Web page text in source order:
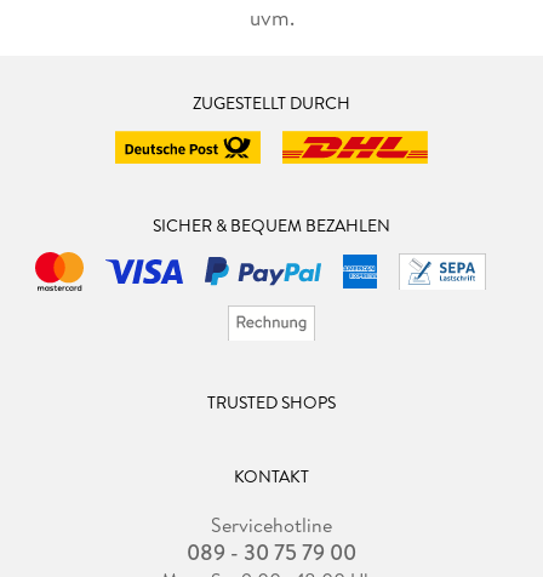
uvm.
ZUGESTELLT DURCH
SICHER & BEQUEM BEZAHLEN
TRUSTED SHOPS
KONTAKT
Servicehotline
089 - 30 75 79 00